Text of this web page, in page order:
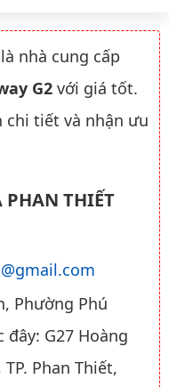
nhà cung cấp
G2 với giá tốt.
chi tiết và nhận ưu
PHAN THIẾT
Phường Phú
đây: G27 Hoàng
Phan Thiết,